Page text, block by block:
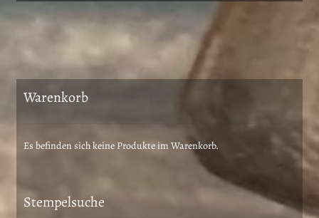
weist
auf.
Die
Optionen
auf
gewählt
werden
Warenkorb
Es befinden sich keine Produkte im Warenkorb.
Stempelsuche